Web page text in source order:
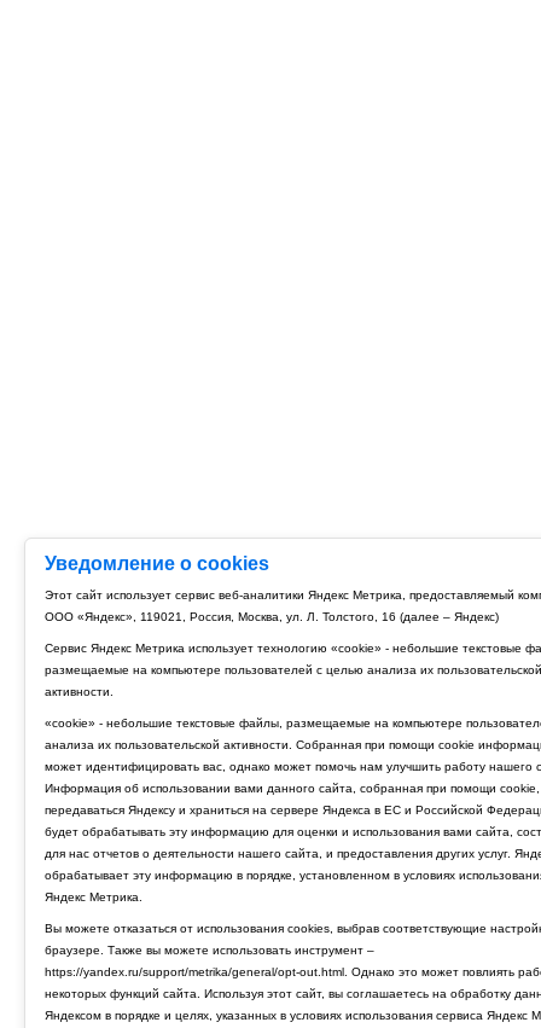
Уведомление о cookies
Этот сайт использует сервис веб-аналитики Яндекс Метрика, предоставляемый
ООО «Яндекс», 119021, Россия, Москва, ул. Л. Толстого, 16 (далее – Яндекс)
Сервис Яндекс Метрика использует технологию «cookie» - небольшие текстовые
размещаемые на компьютере пользователей с целью анализа их пользовательской
активности.
«cookie» - небольшие текстовые файлы, размещаемые на компьютере
анализа их пользовательской активности. Собранная при помощи cookie
может идентифицировать вас, однако может помочь нам улучшить работу нашего
Информация об использовании вами данного сайта, собранная при помощи cookie,
передаваться Яндексу и храниться на сервере Яндекса в ЕС и Российской
будет обрабатывать эту информацию для оценки и использования вами сайта,
для нас отчетов о деятельности нашего сайта, и предоставления других услуг.
обрабатывает эту информацию в порядке, установленном в условиях
Яндекс Метрика.
Вы можете отказаться от использования cookies, выбрав соответствующие
браузере. Также вы можете использовать инструмент –
https://yandex.ru/support/metrika/general/opt-out.html. Однако это может повлиять
некоторых функций сайта. Используя этот сайт, вы соглашаетесь на обработку
Яндексом в порядке и целях, указанных в условиях использования сервиса Яндекс